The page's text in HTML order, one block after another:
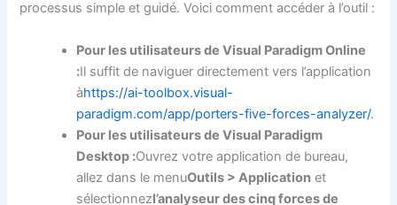
processus simple et guidé. Voici comment accéder à l’outil :
Pour les utilisateurs de Visual Paradigm Online
:Il suffit de naviguer directement vers l’application
àhttps://ai-toolbox.visual-
paradigm.com/app/porters-five-forces-analyzer/.
Pour les utilisateurs de Visual Paradigm
Desktop :Ouvrez votre application de bureau,
allez dans le menuOutils > Application et
sélectionnezl’analyseur des cinq forces de